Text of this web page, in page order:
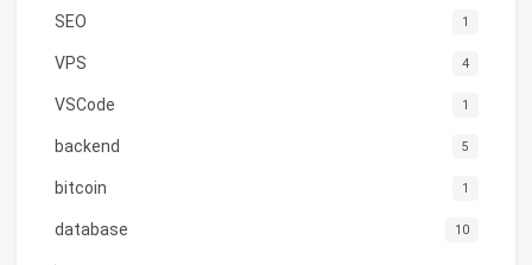
SEO 1
VPS 4
VSCode 1
backend 5
bitcoin 1
database 10